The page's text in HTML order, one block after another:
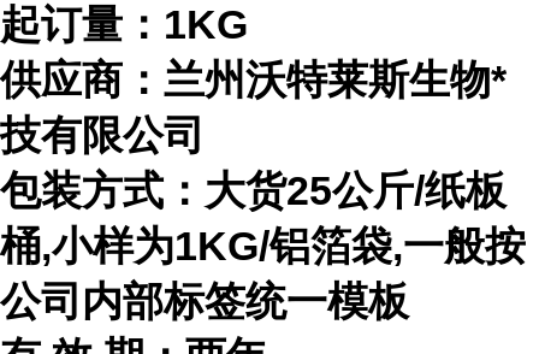
起订量：1KG
供应商：兰州沃特莱斯生物*
技有限公司
包装方式：大货25公斤/纸板
桶,小样为1KG/铝箔袋,一般按
公司内部标签统一模板